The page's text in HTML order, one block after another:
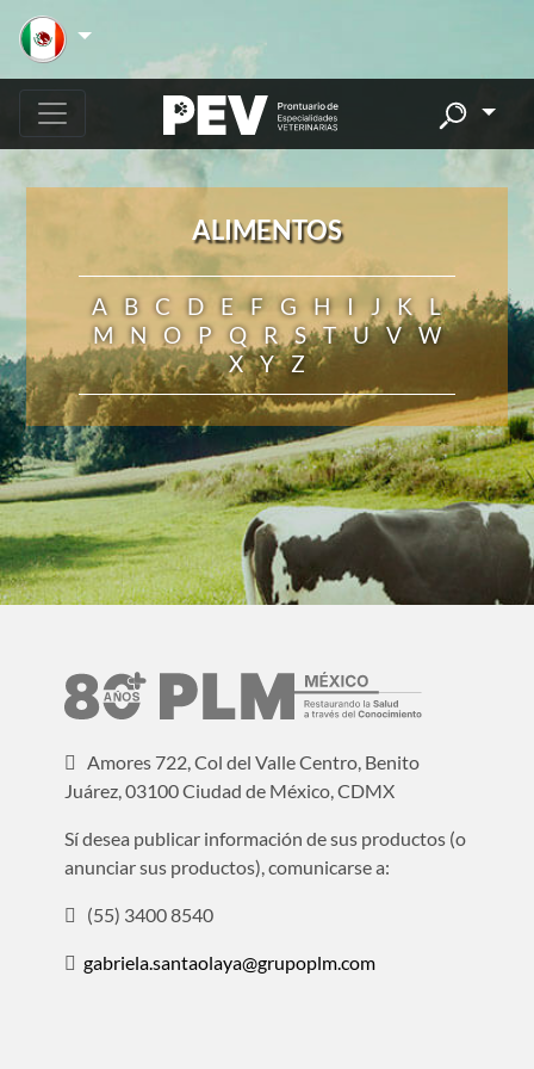
ALIMENTOS
A B C D E F G H I J K
L
M
N O P Q R S T U V
W
X
Y Z
Amores 722, Col del Valle Centro, Benito
Juárez, 03100 Ciudad de México, CDMX
Sí desea publicar información de sus productos (o
anunciar sus productos), comunicarse a:
(55) 3400 8540
gabriela.santaolaya@grupoplm.com